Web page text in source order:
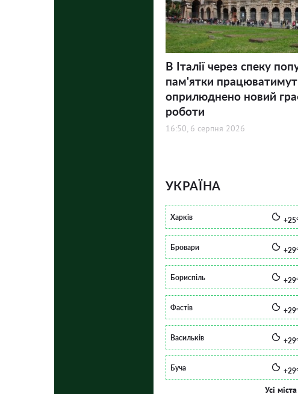
В Італії через спеку
пам'ятки
оприлюднено новий
роботи
16:50, 6 серпня 2026
УКРАЇНА
Харків
Бровари
Бориспіль
Фастів
Васильків
Буча
Усі міста